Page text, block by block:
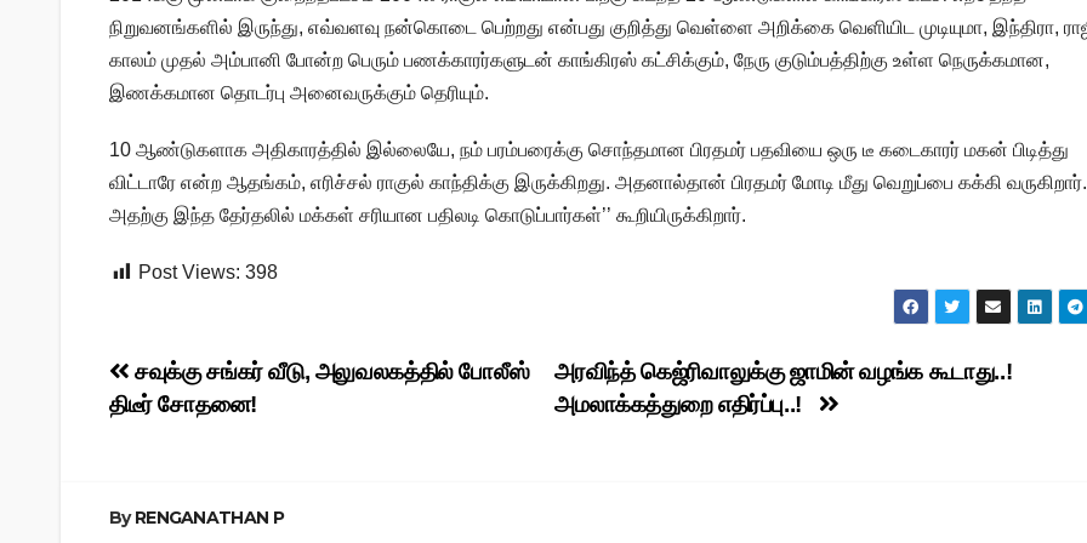
நிறுவனங்களில் இருந்து, எவ்வளவு நன்கொடை பெற்றது என்பது குறித்து வெள்ளை அறிக்கை வெளியிட முடியுமா, இந்திரா,
காலம் முதல் அம்பானி போன்ற பெரும் பணக்காரர்களுடன் காங்கிரஸ் கட்சிக்கும், நேரு குடும்பத்திற்கு உள்ள நெருக்கமான,
இணக்கமான தொடர்பு அனைவருக்கும் தெரியும்.
10 ஆண்டுகளாக அதிகாரத்தில் இல்லையே, நம் பரம்பரைக்கு சொந்தமான பிரதமர் பதவியை ஒரு டீ கடைகாரர் மகன் பிடித்து
விட்டாரே என்ற ஆதங்கம், எரிச்சல் ராகுல் காந்திக்கு இருக்கிறது. அதனால்தான் பிரதமர் மோடி மீது வெறுப்பை கக்கி வருகிறார்.
அதற்கு இந்த தேர்தலில் மக்கள் சரியான பதிலடி கொடுப்பார்கள்’’ கூறியிருக்கிறார்.
Post Views: 398
Post
navigation
அரவிந்த் கெஜ்ரிவாலுக்கு ஜாமின் வழங்க கூடாது..!
அமலாக்கத்துறை எதிர்ப்பு..!
சவுக்கு சங்கர் வீடு, அலுவலகத்தில் போலீஸ்
திடீர் சோதனை!
ByRENGANATHAN P